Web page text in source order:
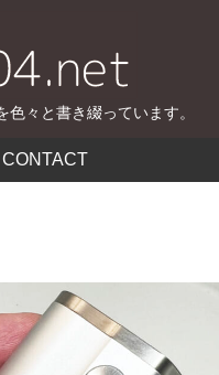
々と書き綴っています。
CONTACT